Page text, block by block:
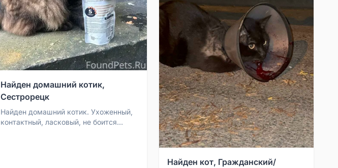
Найден домашний котик,
Сестрорецк
Найден домашний котик. Ухоженный,
контактный, ласковый, не боится
Найден кот, Гражданский/